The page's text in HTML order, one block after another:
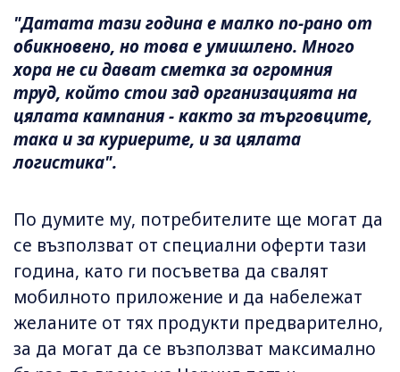
"Датата тази година е малко по-рано от
обикновено, но това е умишлено. Много
хора не си дават сметка за огромния
труд, който стои зад организацията на
цялата кампания - както за търговците,
така и за куриерите, и за цялата
логистика".
По думите му, потребителите ще могат да
се възползват от специални оферти тази
година, като ги посъветва да свалят
мобилното приложение и да набележат
желаните от тях продукти предварително,
за да могат да се възползват максимално